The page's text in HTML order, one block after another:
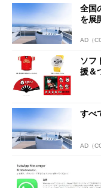
全国
を展
AD（
ソフ
援＆
すべ
AD（